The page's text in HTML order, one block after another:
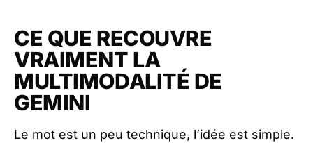
CE QUE RECOUVRE
VRAIMENT LA
MULTIMODALITÉ DE
GEMINI
Le mot est un peu technique, l’idée est simple.